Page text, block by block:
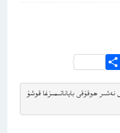
Share
نەشىر ھوقۇقى باياناتىمىزغا قوشۇ